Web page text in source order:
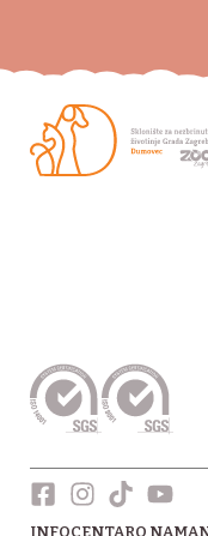
INFOCENTARO NAMA